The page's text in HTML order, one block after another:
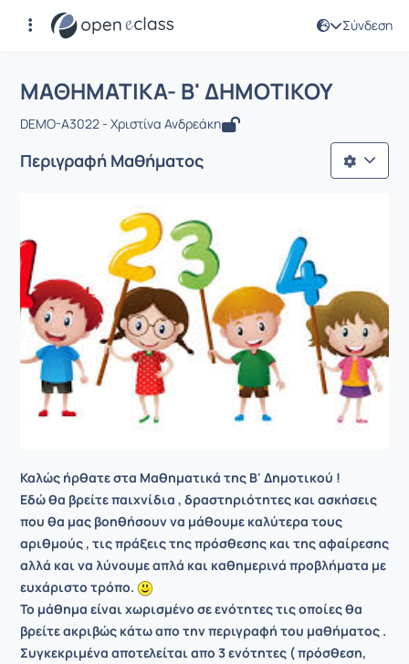
Σύνδεση
Αρχική Σελίδα
Μάθημα : ΜΑΘΗΜΑΤΙΚΑ- Β'
ΜΑΘΗΜΑΤΙΚΑ- Β' ΔΗΜΟΤΙΚΟΥ
DEMO-A3022 - Χριστίνα Ανδρεάκη
Περιγραφή Μαθήματος
Καλώς ήρθατε στα Μαθηματικά της Β' Δημοτικού !
Εδώ θα βρείτε παιχνίδια , δραστηριότητες και ασκήσεις
που θα μας βοηθήσουν να μάθουμε καλύτερα τους
αριθμούς , τις πράξεις της πρόσθεσης και της αφαίρεσης
αλλά και να λύνουμε απλά και καθημερινά προβλήματα με
ευχάριστο τρόπο.
Το μάθημα είναι χωρισμένο σε ενότητες τις οποίες θα
βρείτε ακριβώς κάτω απο την περιγραφή του μαθήματος .
Συγκεκριμένα αποτελείται απο 3 ενότητες ( πρόσθεση,